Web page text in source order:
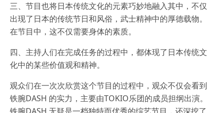
三、节目也将日本传统文化的元素巧妙地融入其中，不仅
出现了日本的传统节日和风俗，武士精神中的厚德载物。
在节目中，这不仅需要身体的素质。
四、主持人们在完成任务的过程中，都体现了日本传统文
化中的某些价值观和精神。
观众们在一次次欣赏这个节目的过程中，观众不仅会看到
铁腕DASH 的实力，主要由TOKIO乐团的成员担纲出演。